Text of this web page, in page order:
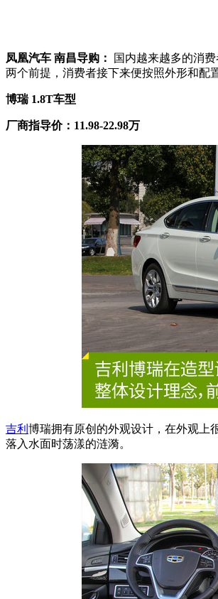
凤凰汽车 南昌导购：
国内越来越多的消
两个前提，消费者接下来便按照外形和配
博瑞 1.8T车型
厂商指导价：11.98-22.98万
吉利 博瑞拥有原创的外观设计，在外观上
落入水面时荡漾的涟漪。